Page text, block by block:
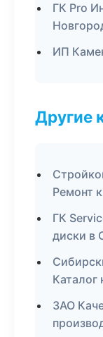
ГК Pro
ИП
Другие
Ремонт
ГК
диски в
Каталог
ЗАО